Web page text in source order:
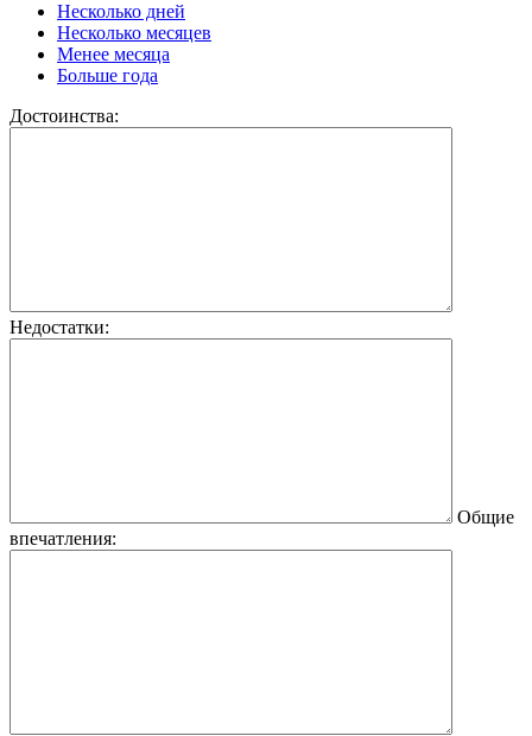
Несколько дней
Несколько месяцев
Менее месяца
Больше года
Достоинства:
Недостатки:
Общие
впечатления: